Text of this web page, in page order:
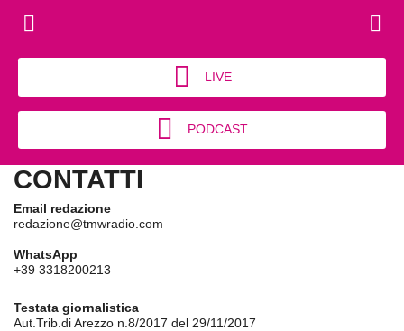
LIVE
PODCAST
CONTATTI
Email redazione
redazione@tmwradio.com
WhatsApp
+39 3318200213
Testata giornalistica
Aut.Trib.di Arezzo n.8/2017 del 29/11/2017